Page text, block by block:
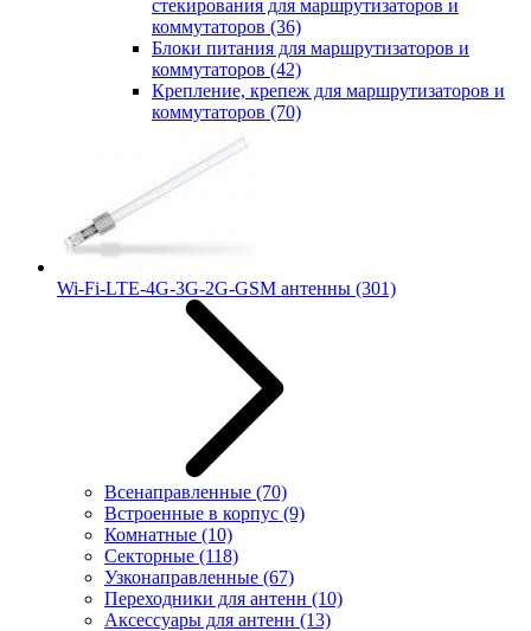
стекирования для маршрутизаторов и
коммутаторов (36)
Блоки питания для маршрутизаторов и
коммутаторов (42)
Крепление, крепеж для маршрутизаторов и
коммутаторов (70)
Wi-Fi-LTE-4G-3G-2G-GSM антенны (301)
Всенаправленные (70)
Встроенные в корпус (9)
Комнатные (10)
Секторные (118)
Узконаправленные (67)
Переходники для антенн (10)
Аксессуары для антенн (13)